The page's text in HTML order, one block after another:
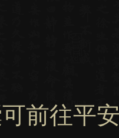
前往平